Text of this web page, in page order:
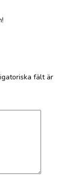
fält är